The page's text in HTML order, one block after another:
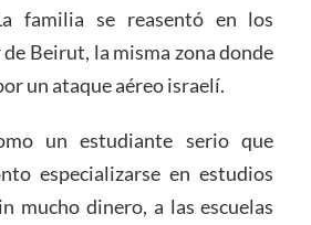
familia se reasentó en los
Beirut, la misma zona donde
un ataque aéreo israelí.
un estudiante serio que
especializarse en estudios
mucho dinero, a las escuelas